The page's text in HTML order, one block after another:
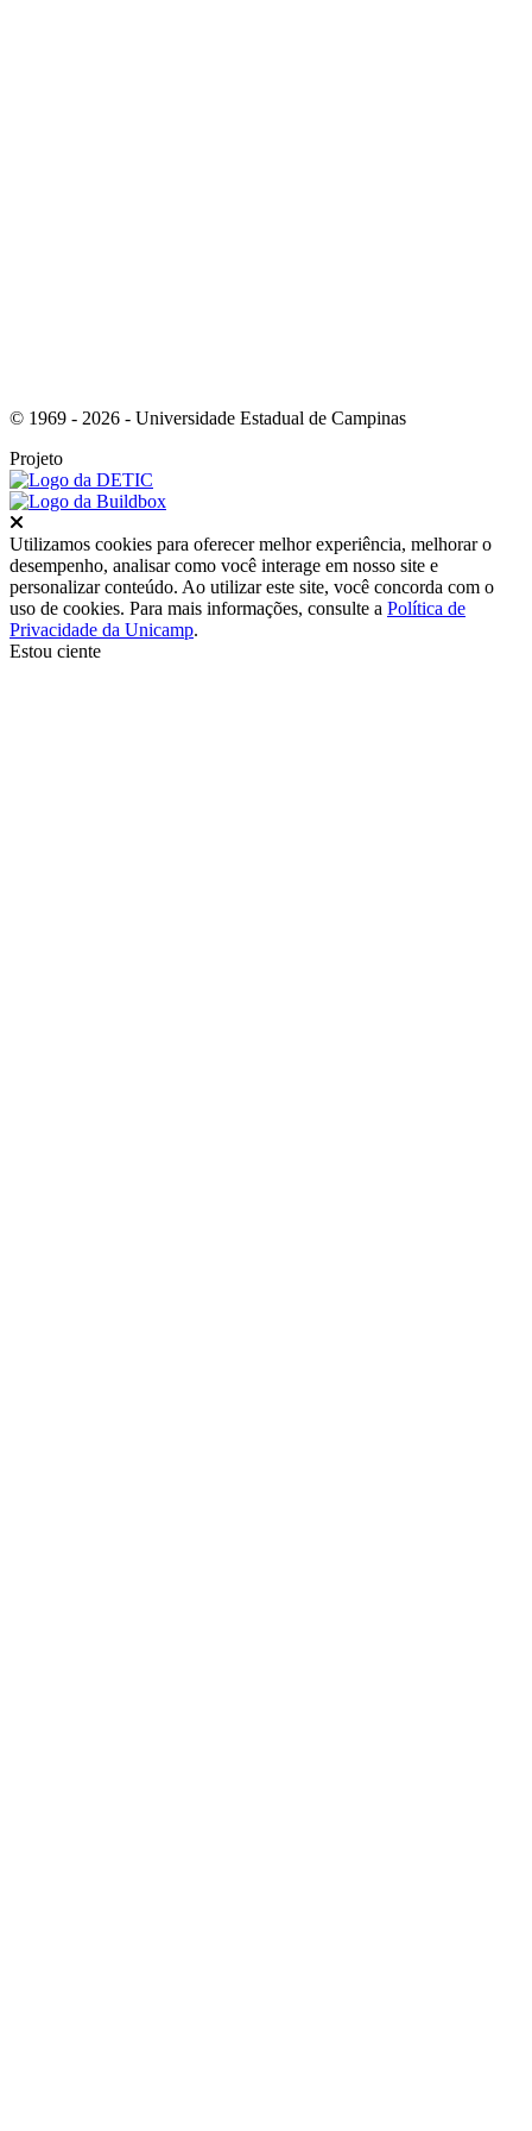
© 1969 - 2026 - Universidade Estadual de Campinas
Projeto
Utilizamos cookies para oferecer melhor experiência, melhorar o
desempenho, analisar como você interage em nosso site e
personalizar conteúdo. Ao utilizar este site, você concorda com o
uso de cookies. Para mais informações, consulte a Política de
Privacidade da Unicamp.
Estou ciente